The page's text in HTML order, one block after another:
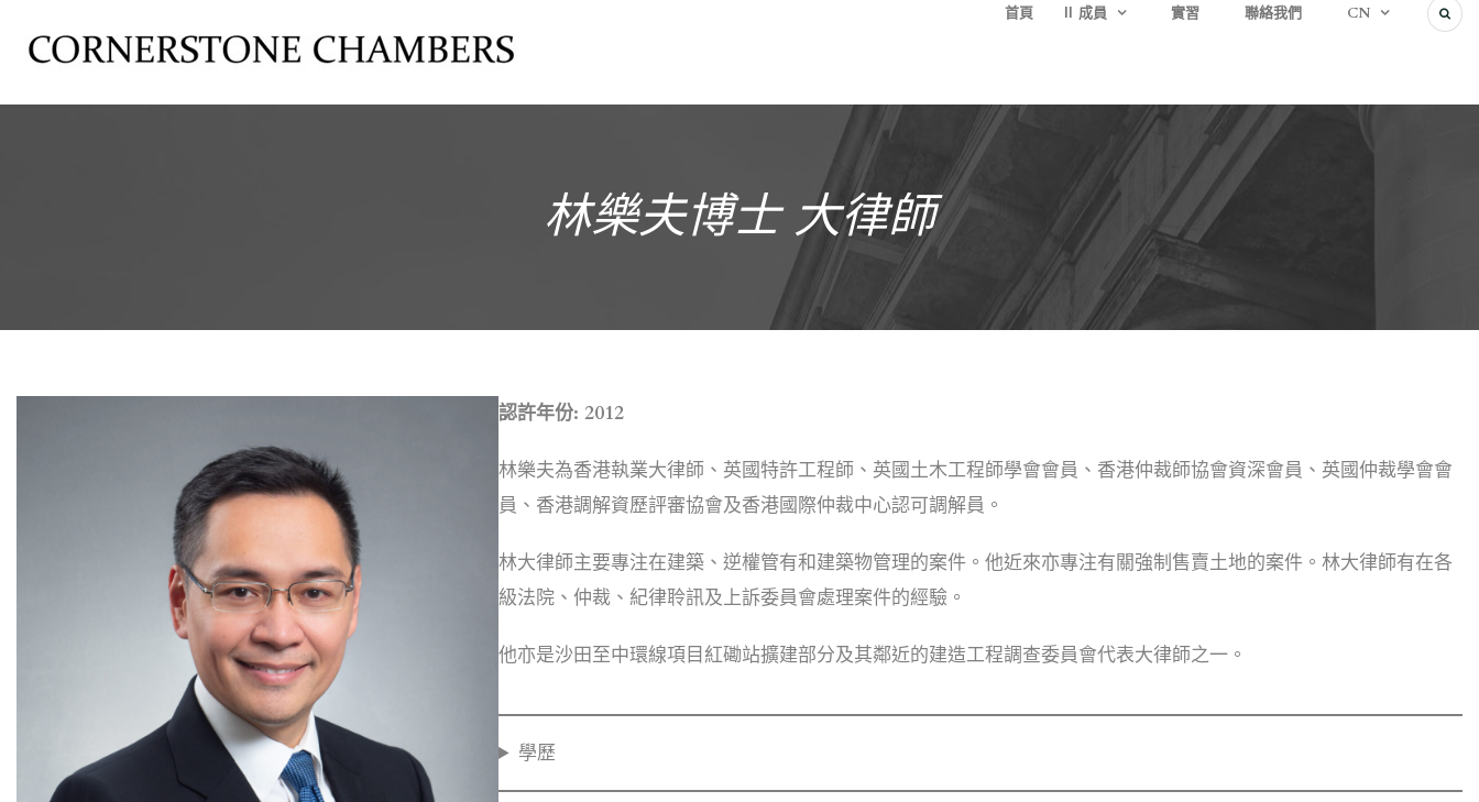
首頁 成員 實習 聯絡我們 CN
林樂夫博士 大律師
認許年份: 2012
林樂夫為香港執業大律師、英國特許工程師、英國土木工程師學會會員、香港仲裁師協會資深會員、英國仲裁學會會
員、香港調解資歷評審協會及香港國際仲裁中心認可調解員。
林大律師主要專注在建築、逆權管有和建築物管理的案件。他近來亦專注有關強制售賣土地的案件。林大律師有在各
級法院、仲裁、紀律聆訊及上訴委員會處理案件的經驗。
他亦是沙田至中環線項目紅磡站擴建部分及其鄰近的建造工程調查委員會代表大律師之一。
學歷